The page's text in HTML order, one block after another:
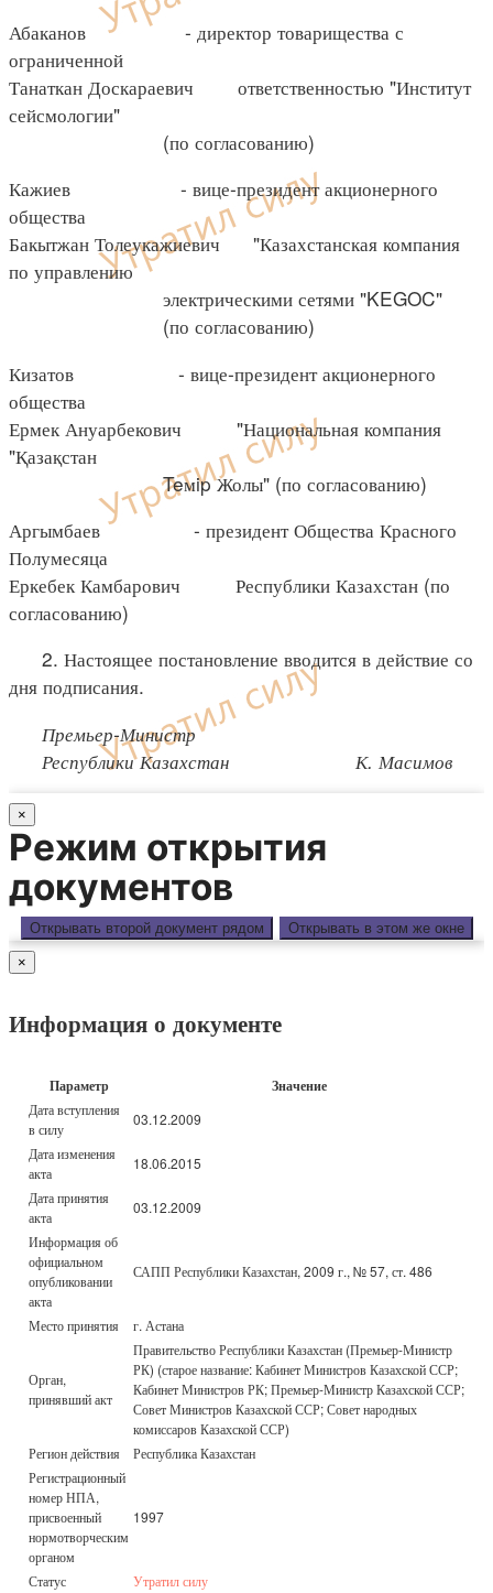
Абаканов - директор товарищества с
ограниченной
Танаткан Доскараевич ответственностью "Институт
сейсмологии"
(по согласованию)
Кажиев - вице-президент акционерного
общества
Бакытжан Толеукажиевич "Казахстанская компания
по управлению
электрическими сетями "KEGOC"
(по согласованию)
Кизатов - вице-президент акционерного
общества
Ермек Ануарбекович "Национальная компания
"Қазақстан
Teмip Жолы" (по согласованию)
Аргымбаев - президент Общества Красного
Полумесяца
Еркебек Камбарович Республики Казахстан (по
согласованию)
2. Настоящее постановление вводится в действие со
дня подписания.
Премьер-Министр
Республики Казахстан К. Масимов
×
Режим открытия
документов
Открывать второй документ рядом Открывать в этом же окне
×
Информация о документе
Параметр Значение
Дата вступления
в силу
03.12.2009
Дата изменения
акта
18.06.2015
Дата принятия
акта
03.12.2009
Информация об
официальном
опубликовании
акта
САПП Республики Казахстан, 2009 г., № 57, ст. 486
Место принятия г. Астана
Орган,
принявший акт
Правительство Республики Казахстан (Премьер-Министр
РК) (старое название: Кабинет Министров Казахской ССР;
Кабинет Министров РК; Премьер-Министр Казахской ССР;
Совет Министров Казахской ССР; Совет народных
комиссаров Казахской ССР)
Регион действия
Республика Казахстан
Регистрационный
номер НПА,
присвоенный
нормотворческим
органом
1997
Статус Утратил силу